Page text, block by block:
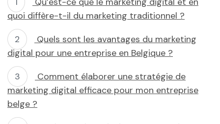
quoi diffère-t-il du marketing traditionnel ?
Quels sont les avantages du marketing
digital pour une entreprise en Belgique ?
Comment élaborer une stratégie de
marketing digital efficace pour mon entreprise
belge ?